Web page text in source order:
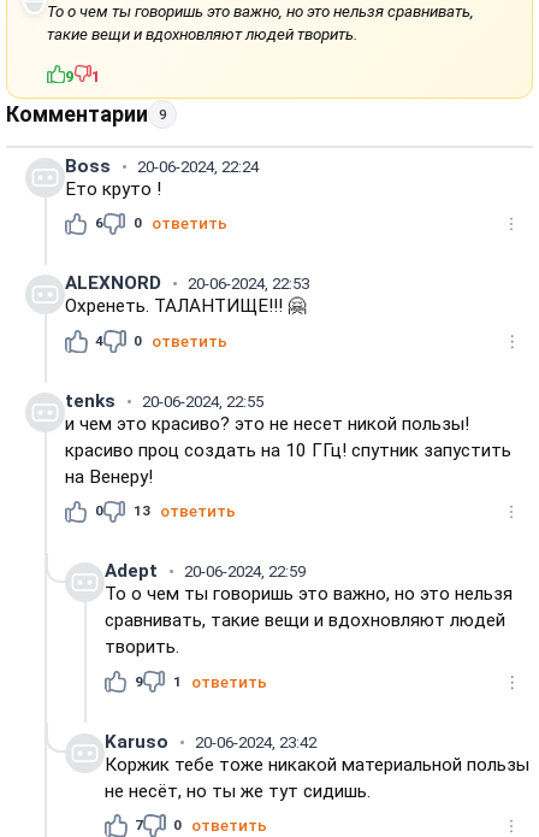
То о чем ты говоришь это важно, но это нельзя сравнивать,
такие вещи и вдохновляют людей творить.
9 1
Комментарии 9
Boss 20-06-2024, 22:24
Ето круто !
6 0 ответить
ALEXNORD 20-06-2024, 22:53
Охренеть. ТАЛАНТИЩЕ!!! 🤗
4 0 ответить
tenks 20-06-2024, 22:55
и чем это красиво? это не несет никой пользы!
красиво проц создать на 10 ГГц! спутник запустить
на Венеру!
0 13 ответить
Adept 20-06-2024, 22:59
То о чем ты говоришь это важно, но это нельзя
сравнивать, такие вещи и вдохновляют людей
творить.
9 1 ответить
Karuso 20-06-2024, 23:42
Коржик тебе тоже никакой материальной пользы
не несёт, но ты же тут сидишь.
7 0 ответить